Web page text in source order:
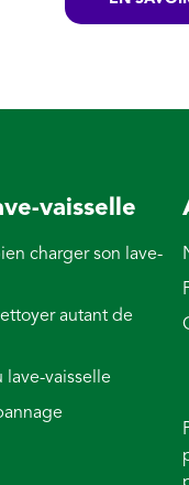
vaisselle
charger son lave-
autant de
lave-vaisselle